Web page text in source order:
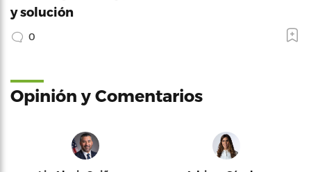
y solución
0
Opinión y Comentarios